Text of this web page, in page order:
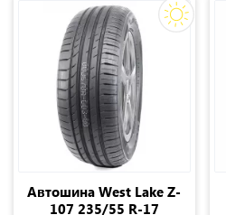
Автошина West Lake Z-
107 235/55 R-17